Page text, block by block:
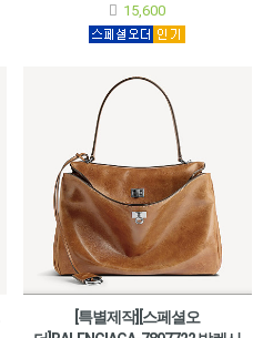
15,600
[특별제작][스페셜오